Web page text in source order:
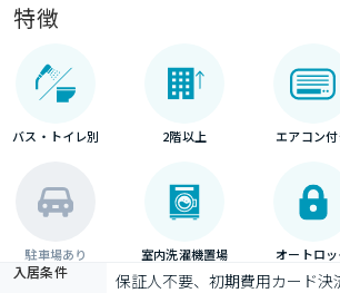
特徴
バス・トイレ別 2階以上 エアコン付
駐車場あり 室内洗濯機置場 オートロッ
入居条件 保証人不要、初期費用カード決